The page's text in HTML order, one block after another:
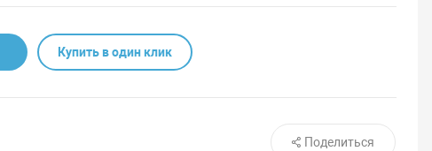
Купить в один клик
Поделиться